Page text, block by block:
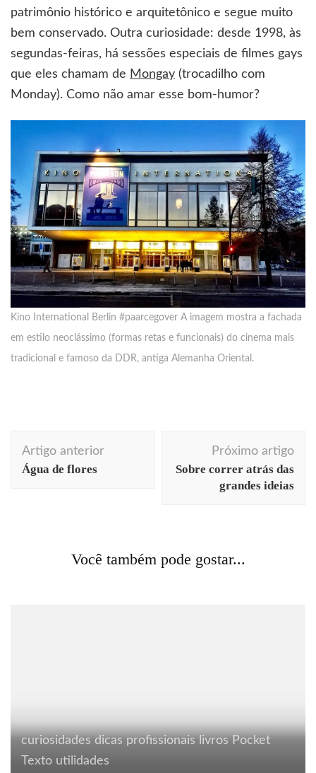
patrimônio histórico e arquitetônico e segue muito
bem conservado. Outra curiosidade: desde 1998, às
segundas-feiras, há sessões especiais de filmes gays
que eles chamam de Mongay (trocadilho com
Monday). Como não amar esse bom-humor?
Kino International Berlin #paarcegover A imagem mostra a fachada
em estilo neoclássimo (formas retas e funcionais) do cinema mais
tradicional e famoso da DDR, antiga Alemanha Oriental.
de
post
Artigo anterior
Água de flores
Próximo artigo
Sobre correr atrás das
grandes ideias
Você também pode gostar...
Lógica confusa
curiosidades dicas profissionais livros Pocket
Texto utilidades
alemão para debochados